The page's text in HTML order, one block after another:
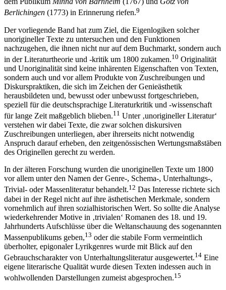
Berlichingen (1773) in Erinnerung riefen.9
Der vorliegende Band hat zum Ziel, die Eigenlogiken solcher
unorigineller Texte zu untersuchen und den Funktionen
nachzugehen, die ihnen nicht nur auf dem Buchmarkt, sondern auch
in der Literaturtheorie und -kritik um 1800 zukamen.10 Originalität
und Unoriginalität sind keine inhärenten Eigenschaften von Texten,
sondern auch und vor allem Produkte von Zuschreibungen und
Diskurspraktiken, die sich im Zeichen der Genieästhetik
herausbildeten und, bewusst oder unbewusst fortgeschrieben,
speziell für die deutschsprachige Literaturkritik und -wissenschaft
für lange Zeit maßgeblich blieben.11 Unter ‚unorigineller Literatur‘
verstehen wir dabei Texte, die zwar solchen diskursiven
Zuschreibungen unterliegen, aber ihrerseits nicht notwendig
Anspruch darauf erheben, den zeitgenössischen Wertungsmaßstäben
des Originellen gerecht zu werden.
In der älteren Forschung wurden die unoriginellen Texte um 1800
vor allem unter den Namen der Genre-, Schema-, Unterhaltungs-,
Trivial- oder Massenliteratur behandelt.12 Das Interesse richtete sich
dabei in der Regel nicht aufihre ästhetischen Merkmale, sondern
vornehmlich auf ihren sozialhistorischen Wert. So sollte die Analyse
wiederkehrender Motive in ‚trivialen‘ Romanen des 18. und 19.
Jahrhunderts Aufschlüsse über die Weltanschauung des sogenannten
Massenpublikums geben,13 oder die stabile Form vermeintlich
überholter, epigonaler Lyrikgenres wurde mit Blick auf den
Gebrauchscharakter von Unterhaltungsliteratur ausgewertet.14 Eine
eigene literarische Qualität wurde diesen Texten indessen auch in
wohlwollenden Darstellungen zumeist abgesprochen.15